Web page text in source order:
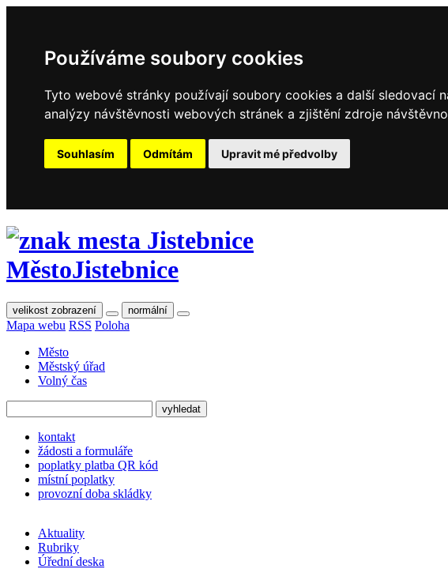
Používáme soubory cookies
Tyto webové stránky používají soubory cookies a další sledovací
analýzy návštěvnosti webových stránek a zjištění zdroje
Souhlasím Odmítám Upravit mé předvolby
MěstoJistebnice
velikost zobrazení normální
Mapa webu RSS Poloha
Město
Městský úřad
Volný čas
kontakt
žádosti a formuláře
poplatky platba QR kód
místní poplatky
provozní doba skládky
Aktuality
Rubriky
Úřední deska